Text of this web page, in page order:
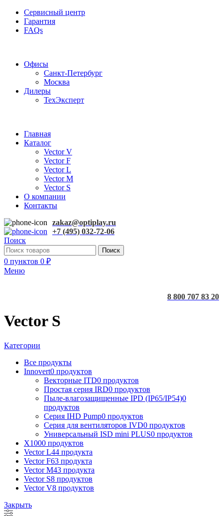
Сервисный центр
Гарантия
FAQs
Офисы
Санкт-Петербург
Москва
Дилеры
ТехЭксперт
Главная
Каталог
Vector V
Vector F
Vector L
Vector M
Vector S
О компании
Контакты
zakaz@optiplay.ru
+7 (495) 032-72-06
Поиск
Поиск
0 пунктов 0 ₽
Меню
8 800 707 83 20
Vector S
Категории
Все продукты
Innovert0 продуктов
Векторные ITD0 продуктов
Простая серия IRD0 продуктов
Пыле-влагозащищенные IPD (IP65/IP54)0
продуктов
Серия IHD Pump0 продуктов
Серия для вентиляторов IVD0 продуктов
Универсальный ISD mini PLUS0 продуктов
X1000 продуктов
Vector L44 продукта
Vector F63 продукта
Vector M43 продукта
Vector S8 продуктов
Vector V8 продуктов
Закрыть